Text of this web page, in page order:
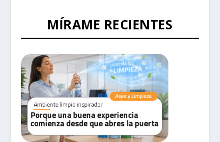
MÍRAME RECIENTES